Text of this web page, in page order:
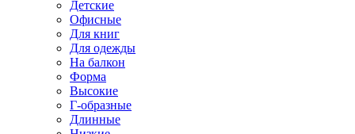
Детские
Офисные
Для книг
Для одежды
На балкон
Форма
Высокие
Г-образные
Длинные